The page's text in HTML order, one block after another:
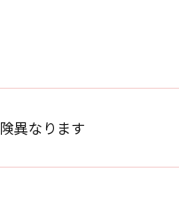
異なります